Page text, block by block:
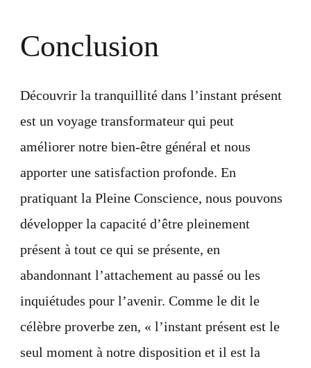
Conclusion
Découvrir la tranquillité dans l’instant présent
est un voyage transformateur qui peut
améliorer notre bien-être général et nous
apporter une satisfaction profonde. En
pratiquant la Pleine Conscience, nous pouvons
développer la capacité d’être pleinement
présent à tout ce qui se présente, en
abandonnant l’attachement au passé ou les
inquiétudes pour l’avenir. Comme le dit le
célèbre proverbe zen, « l’instant présent est le
seul moment à notre disposition et il est la